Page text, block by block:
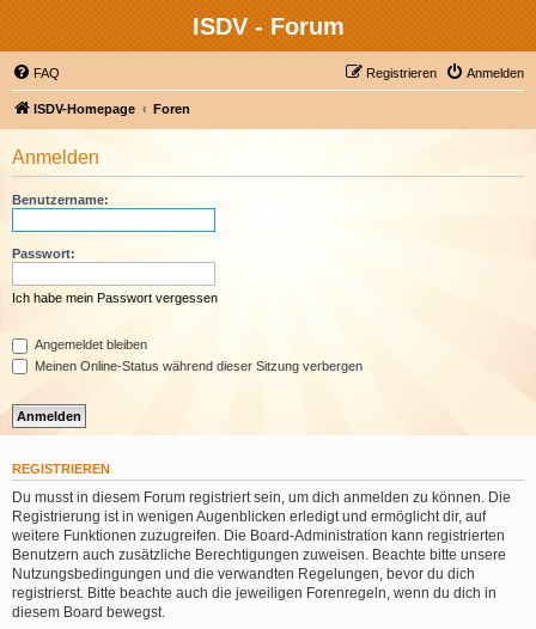
ISDV - Forum
FAQ Anmelden
Registrieren
ISDV-Homepage Foren
Anmelden
Benutzername:
Passwort:
Ich habe mein Passwort vergessen
Angemeldet bleiben
Meinen Online-Status während dieser Sitzung verbergen
REGISTRIEREN
Du musst in diesem Forum registriert sein, um dich anmelden zu können. Die
Registrierung ist in wenigen Augenblicken erledigt und ermöglicht dir, auf
weitere Funktionen zuzugreifen. Die Board-Administration kann registrierten
Benutzern auch zusätzliche Berechtigungen zuweisen. Beachte bitte unsere
Nutzungsbedingungen und die verwandten Regelungen, bevor du dich
registrierst. Bitte beachte auch die jeweiligen Forenregeln, wenn du dich in
diesem Board bewegst.